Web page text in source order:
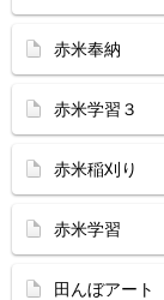
赤米奉納
赤米学習３
赤米稲刈り
赤米学習
田んぼアート